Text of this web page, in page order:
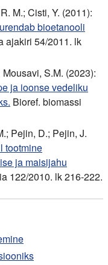
M.; Cisti, Y. (2011):
bioetanooli
ajakiri 54/2011. lk
S.M. (2023):
ja ioonse vedeliku
Bioref. biomassi
Pejin, D.; Pejin, J.
tootmine
ja maisijahu
122/2010. lk 216-222.